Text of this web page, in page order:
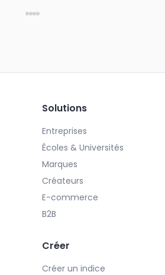
Solutions
Entreprises
Écoles & Universités
Marques
Créateurs
E-commerce
B2B
Créer
Créer un indice